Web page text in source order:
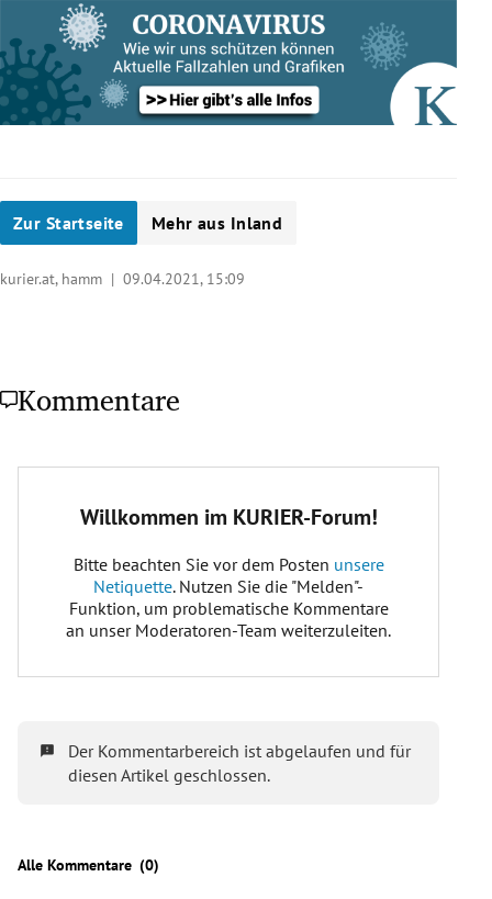
Zur Startseite Mehr aus Inland
kurier.at, hamm | 09.04.2021, 15:09
Kommentare